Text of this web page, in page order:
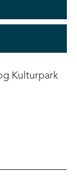
Kulturpark